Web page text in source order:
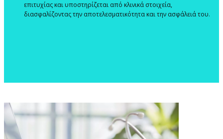
επιτυχίας και υποστηρίζεται από κλινικά στοιχεία,
διασφαλίζοντας την αποτελεσματικότητα και την ασφάλειά του.